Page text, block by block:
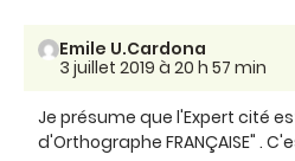
Emile U.Cardona
3 juillet 2019 à 20 h 57 min
Je présume que l'Expert cité
d'Orthographe FRANÇAISE" .